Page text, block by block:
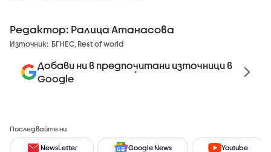
Редактор: Ралица Атанасова
Източник: БГНЕС, Rest of world
Добави ни в предпочитани източници в
Google
Последвайте ни
NewsLetter Google News Youtube